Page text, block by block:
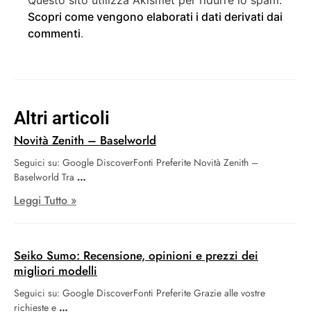
Altri articoli
Novità Zenith – Baselworld
Seguici su: Google DiscoverFonti Preferite Novità Zenith –
Baselworld Tra
Leggi Tutto »
Seiko Sumo: Recensione, opinioni e prezzi dei
migliori modelli
Seguici su: Google DiscoverFonti Preferite Grazie alle vostre
richieste e
Scopri come vengono elaborati i dati derivati dai
commenti.